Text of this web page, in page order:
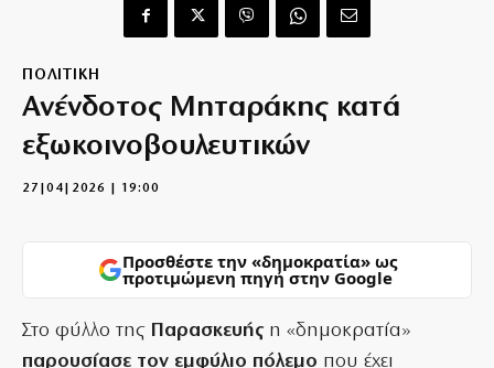
ΠΟΛΙΤΙΚΗ
Ανένδοτος Μηταράκης κατά
εξωκοινοβουλευτικών
27|04|2026 | 19:00
Προσθέστε την «δημοκρατία» ως
προτιμώμενη πηγή στην Google
Στο φύλλο τηςΠαρασκευής η «δημοκρατία»
παρουσίασε τον εμφύλιο πόλεμο που έχει